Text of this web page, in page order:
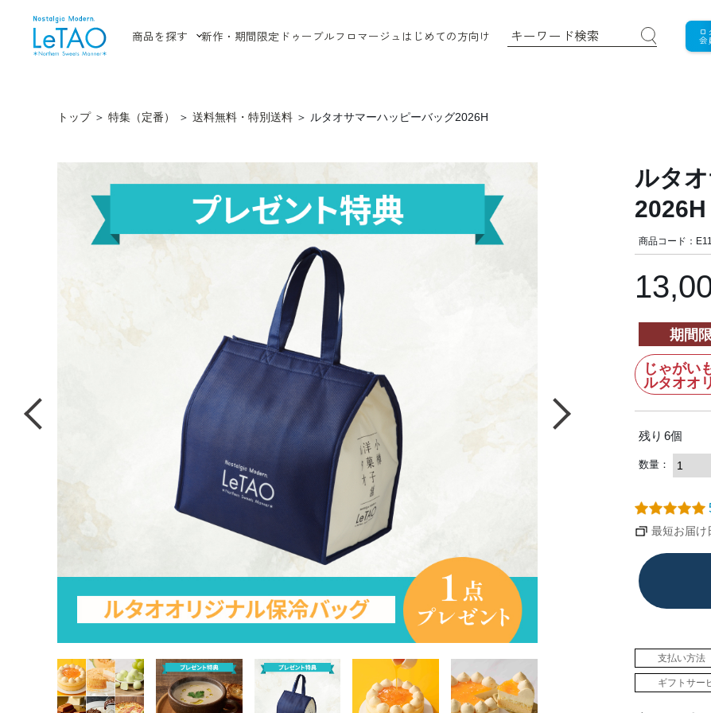
商品を探す 新作・期間限定 ドゥーブルフロマージュ はじめての方向け ロ
会
トップ ＞ 特集（定番） ＞ 送料無料・特別送料 ＞ ルタオサマーハッピーバッグ2026H
ルタ
2026H
商品コード：
期間
じゃがい
ルタオオ
残り 6個
数量：
最短お届け
支払い方法
ギフトサー